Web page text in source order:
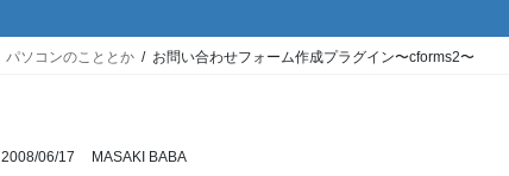
パソコンのこととか お問い合わせフォーム作成プラグイン〜cforms2〜
2008/06/17 MASAKI BABA